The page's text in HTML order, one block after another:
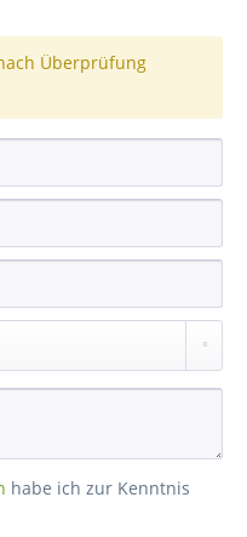
Überprüfung
habe ich zur Kenntnis